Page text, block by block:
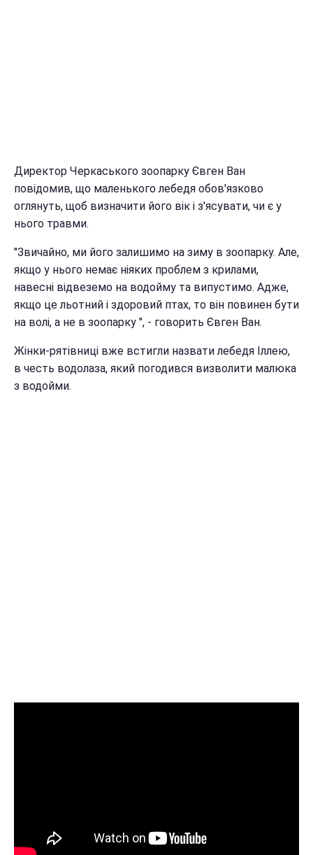
Директор Черкаського зоопарку Євген Ван
повідомив, що маленького лебедя обов'язково
оглянуть, щоб визначити його вік і з'ясувати, чи є у
нього травми.
"Звичайно, ми його залишимо на зиму в зоопарку. Але,
якщо у нього немає ніяких проблем з крилами,
навесні відвеземо на водойму та випустимо. Адже,
якщо це льотний і здоровий птах, то він повинен бути
на волі, а не в зоопарку ", - говорить Євген Ван.
Жінки-рятівниці вже встигли назвати лебедя Іллею,
в честь водолаза, який погодився визволити малюка
з водойми.